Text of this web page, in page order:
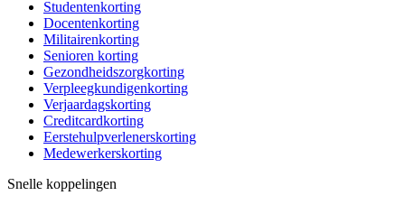
Studentenkorting
Docentenkorting
Militairenkorting
Senioren korting
Gezondheidszorgkorting
Verpleegkundigenkorting
Verjaardagskorting
Creditcardkorting
Eerstehulpverlenerskorting
Medewerkerskorting
Snelle koppelingen